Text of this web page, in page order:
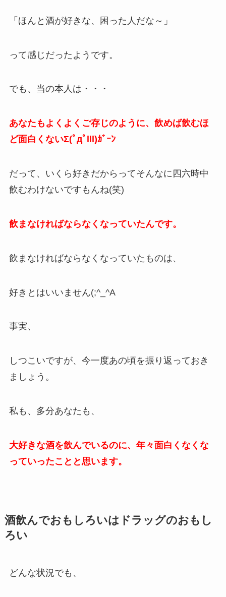
「ほんと酒が好きな、困った人だな～」
って感じだったようです。
でも、当の本人は・・・
あなたもよくよくご存じのように、飲めば飲むほ
ど面白くないΣ(ﾟдﾟlll)ｶﾞｰﾝ
だって、いくら好きだからってそんなに四六時中
飲むわけないですもんね(笑)
飲まなければならなくなっていたんです。
飲まなければならなくなっていたものは、
好きとはいいません(;^_^A
事実、
しつこいですが、今一度あの頃を振り返っておき
ましょう。
私も、多分あなたも、
大好きな酒を飲んでいるのに、年々面白くなくな
っていったことと思います。
酒飲んでおもしろいはドラッグのおもし
ろい
どんな状況でも、